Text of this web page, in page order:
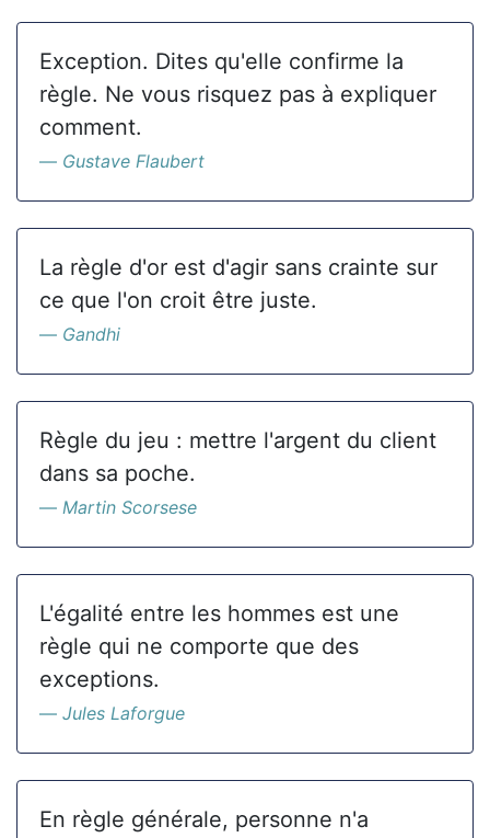
Exception. Dites qu'elle confirme la
règle. Ne vous risquez pas à expliquer
comment.
Gustave Flaubert
La règle d'or est d'agir sans crainte sur
ce que l'on croit être juste.
Gandhi
Règle du jeu : mettre l'argent du client
dans sa poche.
Martin Scorsese
L'égalité entre les hommes est une
règle qui ne comporte que des
exceptions.
Jules Laforgue
En règle générale, personne n'a